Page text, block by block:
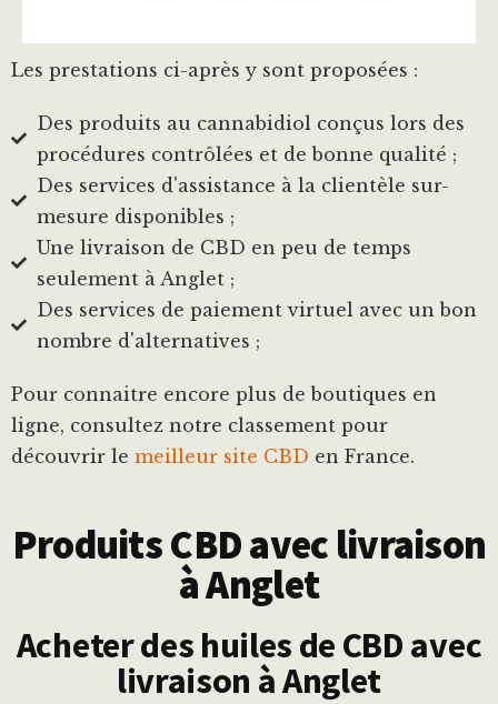
Les prestations ci-après y sont proposées :
Des produits au cannabidiol conçus lors des
procédures contrôlées et de bonne qualité ;
Des services d'assistance à la clientèle sur-
mesure disponibles ;
Une livraison de CBD en peu de temps
seulement à Anglet ;
Des services de paiement virtuel avec un bon
nombre d'alternatives ;
Pour connaitre encore plus de boutiques en
ligne, consultez notre classement pour
découvrir le meilleur site CBD en France.
Produits CBD avec livraison
à Anglet
Acheter des huiles de CBD avec
livraison à Anglet